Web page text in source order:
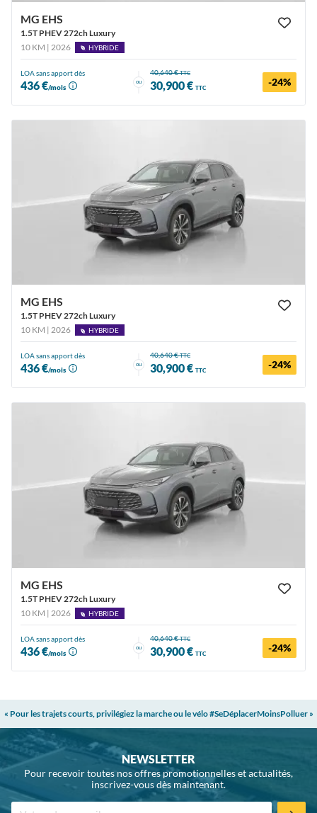
MG EHS
1.5T PHEV 272ch Luxury
10 KM | 2026
HYBRIDE
LOA sans apport dès
436 €/mois
ou
40,640 €TTC
30,900 € TTC -24%
MG EHS
1.5T PHEV 272ch Luxury
10 KM | 2026
HYBRIDE
LOA sans apport dès
436 €/mois
ou
40,640 €TTC
30,900 € TTC -24%
MG EHS
1.5T PHEV 272ch Luxury
10 KM | 2026
HYBRIDE
LOA sans apport dès
436 €/mois
ou
40,640 €TTC
30,900 € TTC -24%
« Pour les trajets courts, privilégiez la marche ou le vélo #SeDéplacerMoinsPolluer »
NEWSLETTER
Pour recevoir toutes nos offres promotionnelles et actualités,
inscrivez-vous dès maintenant.